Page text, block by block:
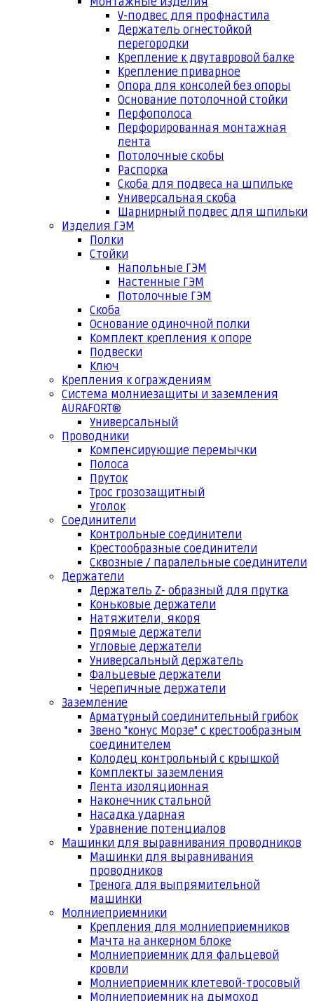
V-подвес для профнастила
Держатель огнестойкой
перегородки
Крепление к двутавровой балке
Крепление приварное
Опора для консолей без опоры
Основание потолочной стойки
Перфополоса
Перфорированная монтажная
лента
Потолочные скобы
Распорка
Скоба для подвеса на шпильке
Универсальная скоба
Шарнирный подвес для шпильки
Изделия ГЭМ
Полки
Стойки
Напольные ГЭМ
Настенные ГЭМ
Потолочные ГЭМ
Скоба
Основание одиночной полки
Комплект крепления к опоре
Подвески
Ключ
Крепления к ограждениям
Система молниезащиты и заземления
AURAFORT®
Универсальный
Проводники
Компенсирующие перемычки
Полоса
Пруток
Трос грозозащитный
Уголок
Соединители
Контрольные соединители
Крестообразные соединители
Сквозные / паралельные соединители
Держатели
Держатель Z- образный для прутка
Коньковые держатели
Натяжители, якоря
Прямые держатели
Угловые держатели
Универсальный держатель
Фальцевые держатели
Черепичные держатели
Заземление
Арматурный соединительный грибок
Звено "конус Морзе" с крестообразным
соединителем
Колодец контрольный с крышкой
Комплекты заземления
Лента изоляционная
Наконечник стальной
Насадка ударная
Уравнение потенциалов
Машинки для выравнивания проводников
Машинки для выравнивания
проводников
Тренога для выпрямительной
машинки
Молниеприемники
Крепления для молниеприемников
Мачта на анкерном блоке
Молниеприемник для фальцевой
кровли
Молниеприемник клетевой-тросовый
Молниеприемник на дымоход